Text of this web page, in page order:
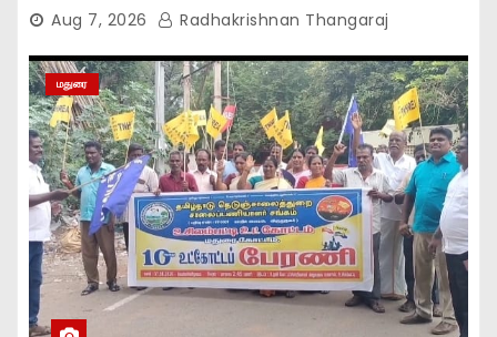
Aug 7, 2026 Radhakrishnan Thangaraj
மதுரை